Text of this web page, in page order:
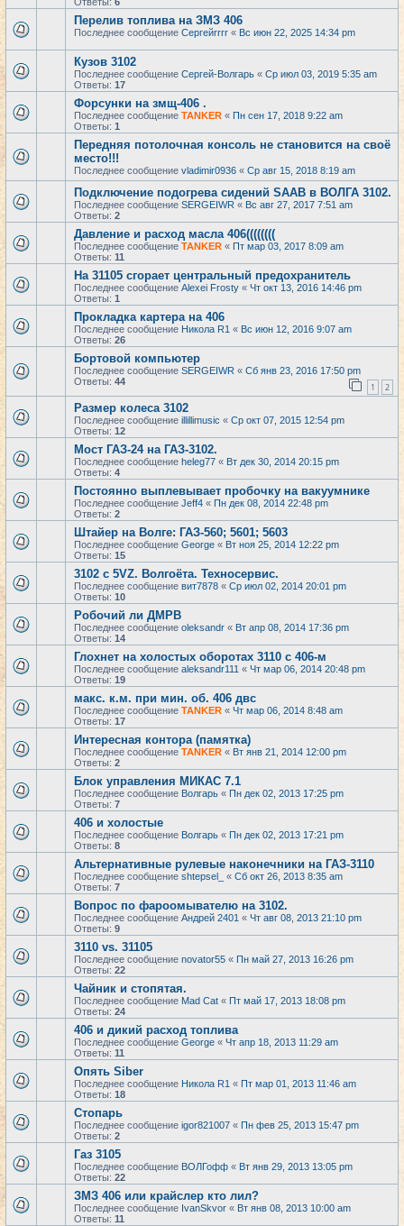
Перелив топлива на ЗМЗ 406
Последнее сообщение Сергейrrrr « Вс июн 22, 2025 14:34 pm
Кузов 3102
Последнее сообщение Сергей-Волгарь « Ср июл 03, 2019 5:35 am
Ответы: 17
Форсунки на змщ-406 .
Последнее сообщение TANKER « Пн сен 17, 2018 9:22 am
Ответы: 1
Передняя потолочная консоль не становится на своё
место!!!
Последнее сообщение vladimir0936 « Ср авг 15, 2018 8:19 am
Подключение подогрева сидений SAAB в ВОЛГА 3102.
Последнее сообщение SERGEIWR « Вс авг 27, 2017 7:51 am
Ответы: 2
Давление и расход масла 406((((((((
Последнее сообщение TANKER « Пт мар 03, 2017 8:09 am
Ответы: 11
На 31105 сгорает центральный предохранитель
Последнее сообщение Alexei Frosty « Чт окт 13, 2016 14:46 pm
Ответы: 1
Прокладка картера на 406
Последнее сообщение Никола R1 « Вс июн 12, 2016 9:07 am
Ответы: 26
Бортовой компьютер
Последнее сообщение SERGEIWR « Сб янв 23, 2016 17:50 pm
Ответы: 44 1 2
Размер колеса 3102
Последнее сообщение illillimusic « Ср окт 07, 2015 12:54 pm
Ответы: 12
Мост ГАЗ-24 на ГАЗ-3102.
Последнее сообщение heleg77 « Вт дек 30, 2014 20:15 pm
Ответы: 4
Постоянно выплевывает пробочку на вакуумнике
Последнее сообщение Jeff4 « Пн дек 08, 2014 22:48 pm
Ответы: 2
Штайер на Волге: ГАЗ-560; 5601; 5603
Последнее сообщение George « Вт ноя 25, 2014 12:22 pm
Ответы: 15
3102 с 5VZ. Волгоёта. Техносервис.
Последнее сообщение вит7878 « Ср июл 02, 2014 20:01 pm
Ответы: 10
Робочий ли ДМРВ
Последнее сообщение oleksandr « Вт апр 08, 2014 17:36 pm
Ответы: 14
Глохнет на холостых оборотах 3110 с 406-м
Последнее сообщение aleksandr111 « Чт мар 06, 2014 20:48 pm
Ответы: 19
макс. к.м. при мин. об. 406 двс
Последнее сообщение TANKER « Чт мар 06, 2014 8:48 am
Ответы: 17
Интересная контора (памятка)
Последнее сообщение TANKER « Вт янв 21, 2014 12:00 pm
Ответы: 2
Блок управления МИКАС 7.1
Последнее сообщение Волгарь « Пн дек 02, 2013 17:25 pm
Ответы: 7
406 и холостые
Последнее сообщение Волгарь « Пн дек 02, 2013 17:21 pm
Ответы: 8
Альтернативные рулевые наконечники на ГАЗ-3110
Последнее сообщение shtepsel_ « Сб окт 26, 2013 8:35 am
Ответы: 7
Вопрос по фароомывателю на 3102.
Последнее сообщение Андрей 2401 « Чт авг 08, 2013 21:10 pm
Ответы: 9
3110 vs. 31105
Последнее сообщение novator55 « Пн май 27, 2013 16:26 pm
Ответы: 22
Чайник и стопятая.
Последнее сообщение Mad Cat « Пт май 17, 2013 18:08 pm
Ответы: 24
406 и дикий расход топлива
Последнее сообщение George « Чт апр 18, 2013 11:29 am
Ответы: 11
Опять Siber
Последнее сообщение Никола R1 « Пт мар 01, 2013 11:46 am
Ответы: 18
Стопарь
Последнее сообщение igor821007 « Пн фев 25, 2013 15:47 pm
Ответы: 2
Газ 3105
Последнее сообщение ВОЛГофф « Вт янв 29, 2013 13:05 pm
Ответы: 22
ЗМЗ 406 или крайслер кто лил?
Последнее сообщение IvanSkvor « Вт янв 08, 2013 10:00 am
Ответы: 11